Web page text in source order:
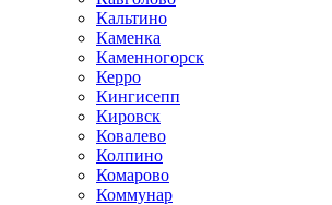
Кальтино
Каменка
Каменногорск
Керро
Кингисепп
Кировск
Ковалево
Колпино
Комарово
Коммунар